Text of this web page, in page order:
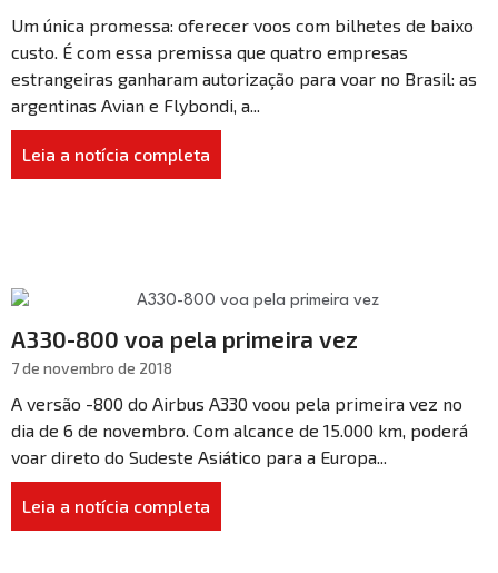
Um única promessa: oferecer voos com bilhetes de baixo
custo. É com essa premissa que quatro empresas
estrangeiras ganharam autorização para voar no Brasil: as
argentinas Avian e Flybondi, a...
Leia a notícia completa
A330-800 voa pela primeira vez
7 de novembro de 2018
A versão -800 do Airbus A330 voou pela primeira vez no
dia de 6 de novembro. Com alcance de 15.000 km, poderá
voar direto do Sudeste Asiático para a Europa...
Leia a notícia completa